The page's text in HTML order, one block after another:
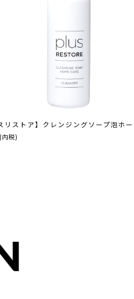
リストア】クレンジングソープ泡ホ
税)